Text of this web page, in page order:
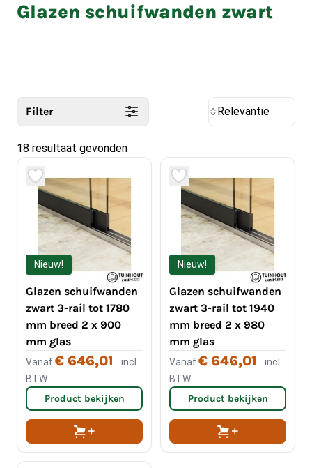
Glazen schuifwanden zwart
18 resultaat gevonden
Filter Relevantie
Nieuw!
Glazen schuifwanden
zwart 3-rail tot 1780
mm breed 2 x 900
mm glas
Vanaf€ 646,01
incl.
BTW
Product bekijken
Nieuw!
Glazen schuifwanden
zwart 3-rail tot 1940
mm breed 2 x 980
mm glas
Vanaf€ 646,01
incl.
BTW
Product bekijken